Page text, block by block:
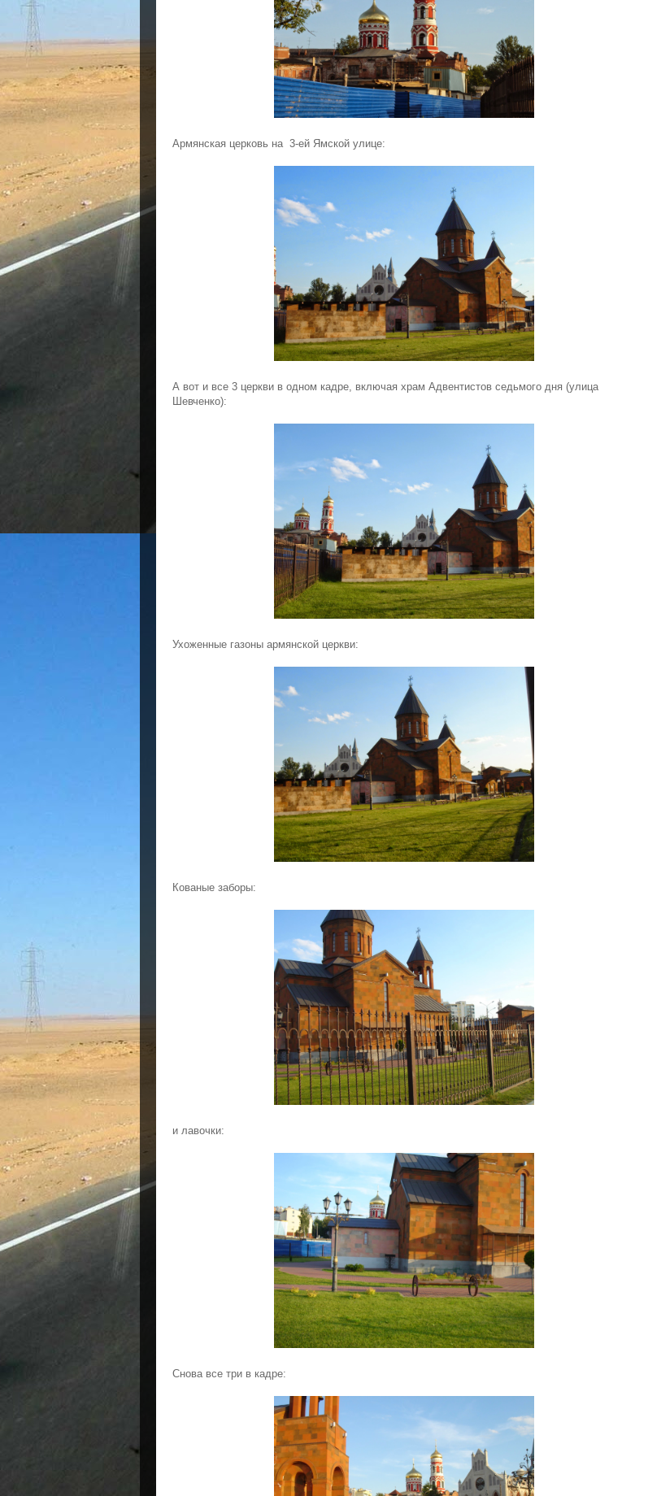
Армянская церковь на 3-ей Ямской улице:
А вот и все 3 церкви в одном кадре, включая храм Адвентистов седьмого дня (улица
Шевченко):
Ухоженные газоны армянской церкви:
Кованые заборы:
и лавочки:
Снова все три в кадре: